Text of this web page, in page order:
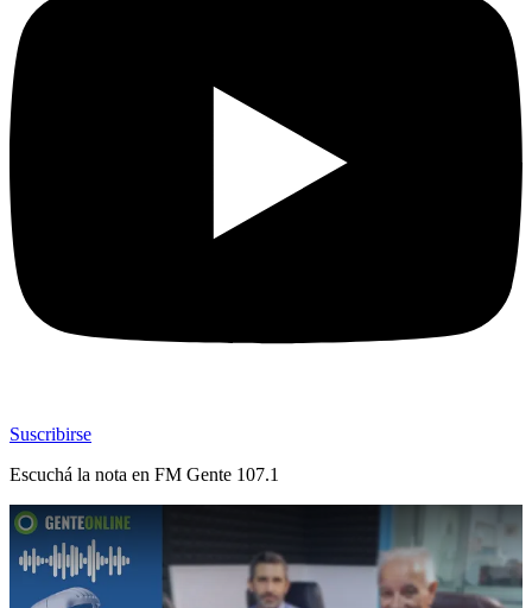
Suscribirse
Escuchá la nota en FM Gente 107.1